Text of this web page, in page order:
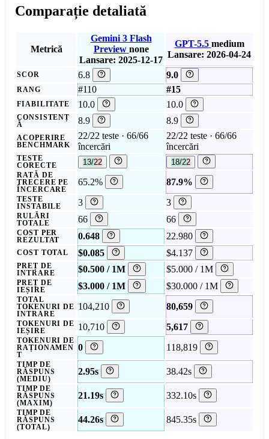
Comparație detaliată
Metrică
Gemini 3 Flash
Preview none
Lansare: 2025-12-17
GPT-5.5 medium
Lansare: 2026-04-24
SCOR 6.8 9.0
RANG #110 #15
FIABILITATE 10.0 10.0
CONSISTENȚ
Ă
8.9 8.9
ACOPERIRE
BENCHMARK
22/22 teste · 66/66
încercări
22/22 teste · 66/66
încercări
TESTE
CORECTE
13/22 18/22
RATĂ DE
TRECERE PE
ÎNCERCARE
65.2% 87.9%
TESTE
INSTABILE
3 3
RULĂRI
TOTALE
66 66
COST PER
REZULTAT
0.648 22.980
COST TOTAL $0.085 $4.137
PREȚ DE
INTRARE
$0.500 / 1M $5.000 / 1M
PREȚ DE
IEȘIRE
$3.000 / 1M $30.000 / 1M
TOTAL
TOKENURI DE
INTRARE
104,210 80,659
TOKENURI DE
IEȘIRE
10,710 5,617
TOKENURI DE
RAȚIONAMEN
T
0 118,819
TIMP DE
RĂSPUNS
(MEDIU)
2.95s 38.42s
TIMP DE
RĂSPUNS
(MAXIM)
21.19s 332.10s
TIMP DE
RĂSPUNS
(TOTAL)
44.26s 845.35s